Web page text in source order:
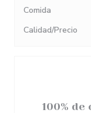
Comida
Calidad/Precio
100%